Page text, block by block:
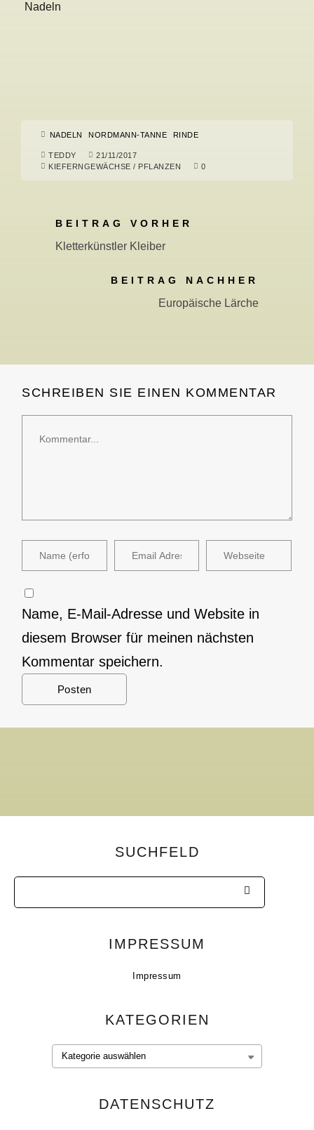
Nadeln
NADELN NORDMANN-TANNE RINDE
TEDDY
21/11/2017
KIEFERNGEWÄCHSE / PFLANZEN 0
BEITRAG VORHER
Kletterkünstler Kleiber
BEITRAG NACHHER
Europäische Lärche
SCHREIBEN SIE EINEN KOMMENTAR
Name, E-Mail-Adresse und Website in
diesem Browser für meinen nächsten
Kommentar speichern.
SUCHFELD
IMPRESSUM
Impressum
KATEGORIEN
Kategorien
DATENSCHUTZ